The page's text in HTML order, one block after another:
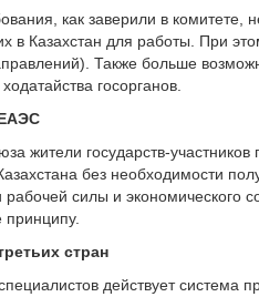
как заверили в комитете,
в Казахстан для работы. При
Также больше
госорганов.
жители государств-
без необходимости
рабочей силы и экономического
принципу.
стран
действует система